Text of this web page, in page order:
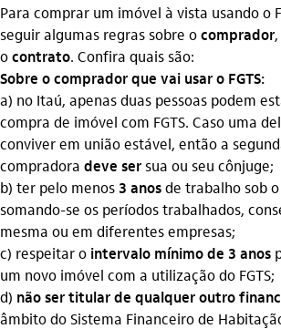
Para comprar um imóvel à vista usando o
seguir algumas regras sobre ocomprador
ocontrato. Confira quais são:
Sobre o comprador que vai usar o FGTS:
a) no Itaú, apenas duas pessoas podem
compra de imóvel com FGTS. Caso uma
conviver em união estável, então a
compradora deve ser sua ou seu cônjuge;
b) ter pelo menos 3 anosde trabalho sob o
somando-se os períodos trabalhados,
mesma ou em diferentes empresas;
c) respeitar o intervalo mínimo de 3 anos
um novo imóvel com a utilização do FGTS;
d) não ser titular de qualquer outro
âmbito do Sistema Financeiro de